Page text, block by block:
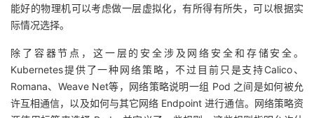
能好的物理机可以考虑做一层虚拟化，有所得有所失，可以根据实
际情况选择。
除了容器节点，这一层的安全涉及网络安全和存储安全。
Kubernetes提供了一种网络策略，不过目前只是支持Calico、
Romana、Weave Net等，网络策略说明一组 Pod 之间是如何被允
许互相通信，以及如何与其它网络 Endpoint 进行通信。网络策略资